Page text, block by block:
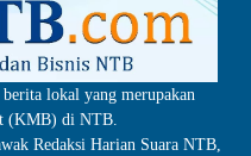
lokal yang merupakan
(KMB) di NTB.
Redaksi Harian Suara NTB,